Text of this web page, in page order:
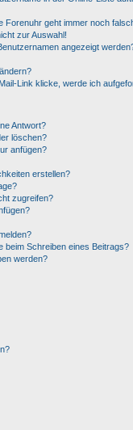
Forenuhr geht immer noch
zur Auswahl!
angezeigt
Link klicke, werde ich
Antwort?
löschen?
anfügen?
erstellen?
zugreifen?
beim Schreiben eines Beitrags?
werden?